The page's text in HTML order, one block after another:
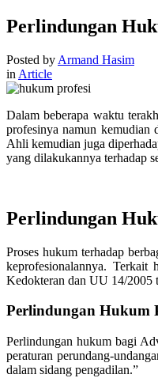
Perlindungan
Posted by Armand Hasim
in Article
Dalam beberapa waktu
profesinya namun kemudian
Ahli kemudian juga
yang dilakukannya terhadap
Perlindungan
Proses hukum terhadap
keprofesionalannya.
Kedokteran dan UU 14/2005
Perlindungan Hukum
Perlindungan hukum bagi
peraturan perundang-
dalam sidang pengadilan.”